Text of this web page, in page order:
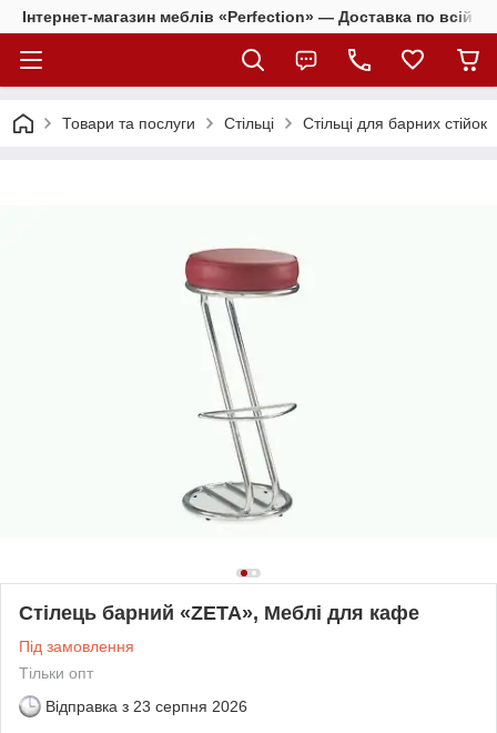
Інтернет-магазин меблів «Perfection» — Доставка по всій
Товари та послуги Стільці Стільці для барних стійок
Стілець барний «ZETA», Меблі для кафе
Під замовлення
Тільки опт
Відправка з 23 серпня 2026